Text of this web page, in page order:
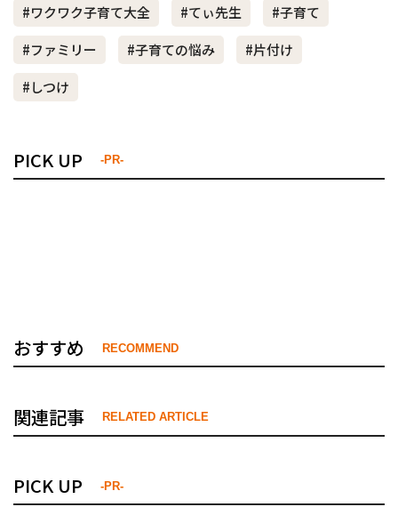
#ワクワク子育て大全 #てぃ先生
#子育て
#ファミリー
#子育ての悩み
#片付け
#しつけ
PICK UP -PR-
おすすめ RECOMMEND
関連記事 RELATED ARTICLE
PICK UP -PR-